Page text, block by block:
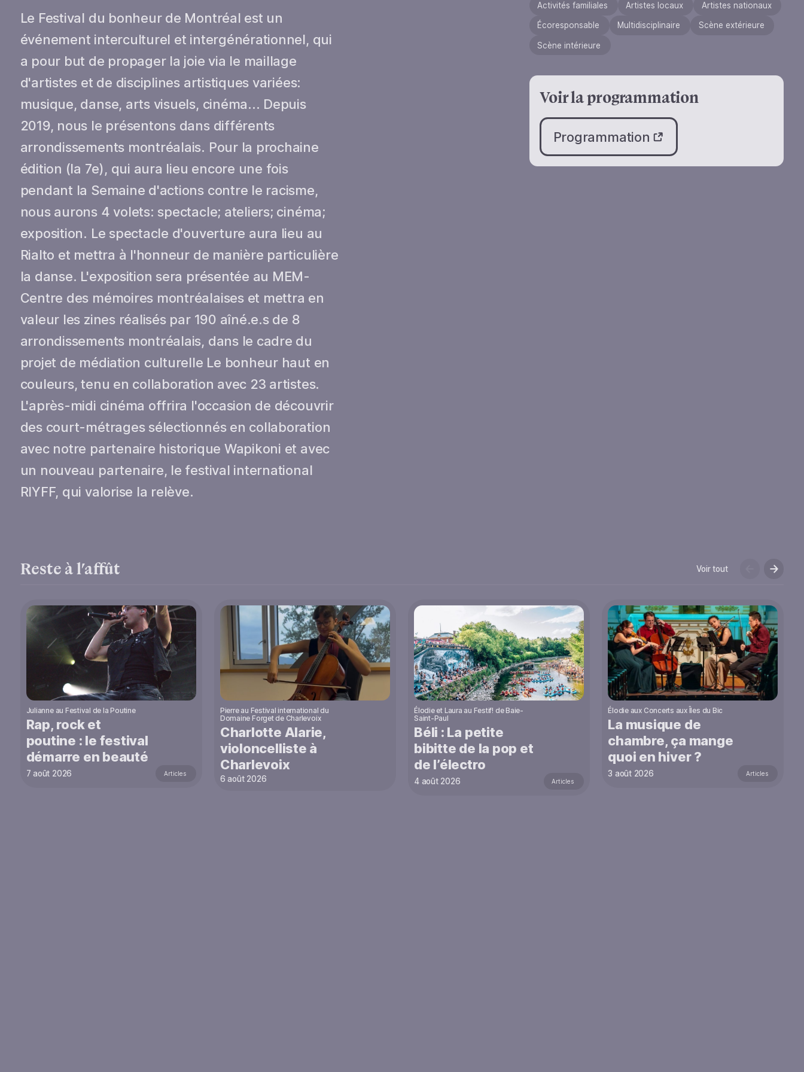
Le Festival du bonheur de Montréal est un
événement interculturel et intergénérationnel, qui
a pour but de propager la joie via le maillage
d'artistes et de disciplines artistiques variées:
musique, danse, arts visuels, cinéma... Depuis
2019, nous le présentons dans différents
arrondissements montréalais. Pour la prochaine
édition (la 7e), qui aura lieu encore une fois
pendant la Semaine d'actions contre le racisme,
nous aurons 4 volets: spectacle; ateliers; cinéma;
exposition. Le spectacle d'ouverture aura lieu au
Rialto et mettra à l'honneur de manière particulière
la danse. L'exposition sera présentée au MEM-
Centre des mémoires montréalaises et mettra en
valeur les zines réalisés par 190 aîné.e.s de 8
arrondissements montréalais, dans le cadre du
projet de médiation culturelle Le bonheur haut en
couleurs, tenu en collaboration avec 23 artistes.
L'après-midi cinéma offrira l'occasion de découvrir
des court-métrages sélectionnés en collaboration
avec notre partenaire historique Wapikoni et avec
un nouveau partenaire, le festival international
RIYFF, qui valorise la relève.
Activités familiales Artistes locaux Artistes nationaux
Écoresponsable Multidisciplinaire Scène extérieure
Scène intérieure
Voir la programmation
Programmation
Reste à l’affût Voir tout
Julianne au Festival de la Poutine
Rap, rock et
poutine : le festival
démarre en beauté
7 août 2026 Articles
Pierre au Festival international du
Domaine Forget de Charlevoix
Charlotte Alarie,
violoncelliste à
Charlevoix
6 août 2026
Élodie et Laura au Festif! de Baie-
Saint-Paul
Béli : La petite
bibitte de la pop et
de l’électro
4 août 2026 Articles
Élodie aux Concerts aux Îles du Bic
La musique de
chambre, ça mange
quoi en hiver ?
3 août 2026 Articles